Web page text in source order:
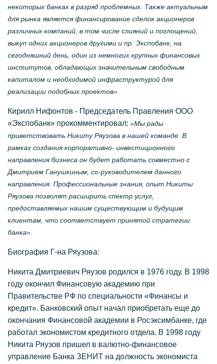
некоторых банках в разряд проблемных. Также актуальным
для рынка является финансирование сделок акционеров
различных компаний, в том числе слияний и поглощений,
выкуп одних акционеров другими и пр. Экспобанк, на
сегодняшний день, один из немногих крупных финансовых
институтов, обладающих значительным свободным
капиталом и необходимой инфраструктурой для
реализации подобных проектов».
Кирилл Нифонтов - Председатель Правления ООО
«Экспобанк» прокомментировал: «Мы рады
приветствовать Никиту Ряузова в нашей команде. В
рамках создания корпоративно- инвестиционного
направления бизнеса он будет работать совместно с
Дмитрием Ганушкиным, со-руководителем данного
направления. Профессиональные знания, опыт Никиты
Ряузова позволят расширить спектр услуг,
предоставляемых нашим существующим и будущим
клиентам, что соответствует принятой стратегии
банка».
Биография Г-на Ряузова:
Никита Дмитриевич Ряузов родился в 1976 году. В 1998
году окончил Финансовую академию при
Правительстве РФ по специальности «Финансы и
кредит». Банковский опыт начал приобретать еще до
окончания Финансовой академии в Росэксимбанке, где
работал экономистом кредитного отдела. В 1998 году
Никита Ряузов пришел в валютно-финансовое
управление Банка ЗЕНИТ на должность экономиста